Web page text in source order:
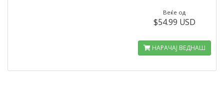
Веќе од
$54.99 USD
НАРАЧАЈ ВЕДНАШ